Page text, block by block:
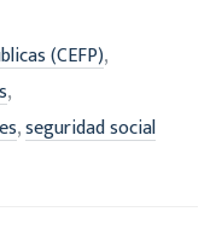
(CEFP),
,
,seguridad social